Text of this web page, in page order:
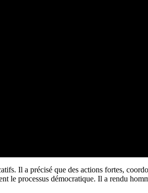
Il a précisé que des actions fortes,
le processus démocratique. Il a rendu